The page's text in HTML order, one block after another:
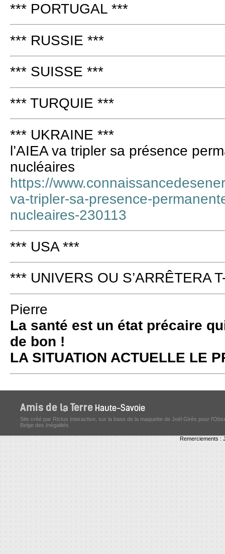
*** PORTUGAL ***
*** RUSSIE ***
*** SUISSE ***
*** TURQUIE ***
*** UKRAINE ***
l’AIEA va tripler sa présence
nucléaires
https://
va-tripler-sa-presence-
nucleaires-230113
*** USA ***
*** UNIVERS OU S’ARRÊTERA
Pierre
La santé est un état précaire
de bon !
LA SITUATION ACTUELLE LE
Site créé par Rictus Interactive, sur la base de la maquette de Joël Girès pour
Belge des Inégalités
Remerciements :